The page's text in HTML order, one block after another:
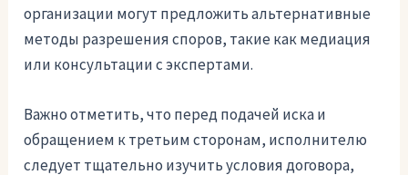
организации могут предложить альтернативные
методы разрешения споров, такие как медиация
или консультации с экспертами.
Важно отметить, что перед подачей иска и
обращением к третьим сторонам, исполнителю
следует тщательно изучить условия договора,